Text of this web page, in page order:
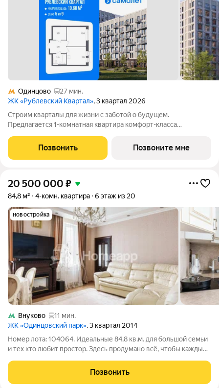
Одинцово
27 мин.
ЖК «Рублевский Квартал», 3 квартал 2026
Строим кварталы для жизни с заботой о будущем.
Предлагается 1-комнатная квартира комфорт-класса
этаже, в жилом комплексе "Рублевский Квартал".Продумали
все за вас квартиры с отделкой
Позвонить Позвоните мне
20 500 000 ₽
84,8 м² 4-комн. квартира 6 этаж из 20
новостройка
Внуково
11 мин.
ЖК «Одинцовский парк», 3 квартал 2014
Номер лота: 104064. Идеальные 84,8 кв.м. для большой семьи
и тех кто любит простор. Здесь продумано всё, чтобы каждый
приватная зона.
Позвонить